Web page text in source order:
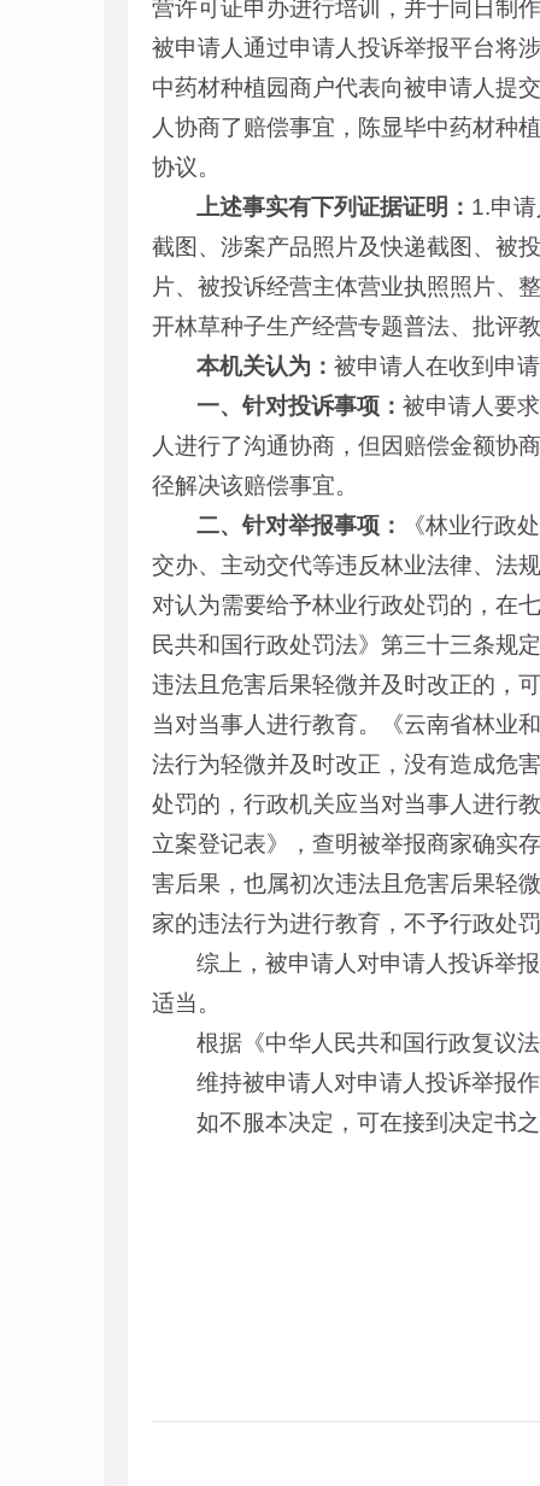
营许可证申办进行培训，并于同日制
被申请人通过申请人投诉举报平台将
中药材种植园商户代表向被申请人提
人协商了赔偿事宜，陈显毕中药材种
协议。
上述事实有下列证据证明 ： 1.申
截图、涉案产品照片及快递截图、被
片、被投诉经营主体营业执照照片、
开林草种子生产经营专题普法、批评
本机关认为：被申请人在收到申
一、针对投诉事项：被申请人要
人进行了沟通协商，但因赔偿金额协
径解决该赔偿事宜。
二、针对举报事项：
《林业行政
交办、主动交代等违反林业法律、法
对认为需要给予林业行政处罚的，在
民共和国行政处罚法》第三十三条规
违法且危害后果轻微并及时改正的，
当对当事人进行教育。《云南省林业
法行为轻微并及时改正，没有造成危
处罚的，行政机关应当对当事人进行
立案登记表》，查明被举报商家确实
害后果，也属初次违法且危害后果轻
家的违法行为进行教育，不予行政处
综上，被申请人对申请人投诉举
适当。
根据《中华人民共和国行政复议
维持被申请人对申请人投诉举报
如不服本决定，可在接到决定书